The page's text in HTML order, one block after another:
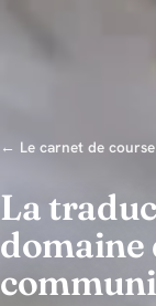
← Le carnet de course
La
domaine